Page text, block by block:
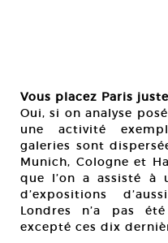
Vous placez Paris
Oui, si on analyse
une activité
galeries sont
Munich, Cologne et
que l’on a assisté à
d’expositions
Londres n’a pas
excepté ces dix